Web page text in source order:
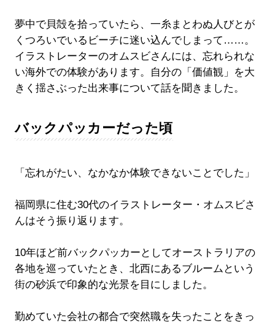
夢中で貝殻を拾っていたら、一糸まとわぬ人びとが
くつろいでいるビーチに迷い込んでしまって……。
イラストレーターのオムスビさんには、忘れられな
い海外での体験があります。自分の「価値観」を大
きく揺さぶった出来事について話を聞きました。
バックパッカーだった頃
「忘れがたい、なかなか体験できないことでした」
福岡県に住む30代のイラストレーター・オムスビさ
んはそう振り返ります。
10年ほど前バックパッカーとしてオーストラリアの
各地を巡っていたとき、北西にあるブルームという
街の砂浜で印象的な光景を目にしました。
勤めていた会社の都合で突然職を失ったことをきっ